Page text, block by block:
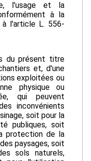
l'usage et la
à la
l'article L. 556-
du présent titre
et, d'une
exploitées ou
physique ou
qui peuvent
inconvénients
soit pour la
publiques, soit
protection de la
paysages, soit
sols naturels,